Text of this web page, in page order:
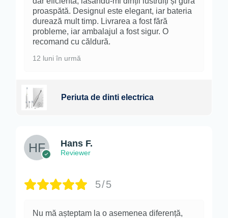
proaspătă. Designul este elegant, iar bateria
durează mult timp. Livrarea a fost fără
probleme, iar ambalajul a fost sigur. O
recomand cu căldură.
12 luni în urmă
Periuta de dinti electrica
Hans F.
Reviewer
5/5
Nu mă așteptam la o asemenea diferență,